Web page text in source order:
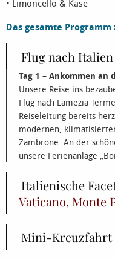
• Limoncello & Käse
Das gesamte Programm
Flug nach Italien
Tag 1 – Ankommen an
Unsere Reise ins
Flug nach Lamezia
Reiseleitung bereits
modernen,
Zambrone. An der
unsere Ferienanlage
Italienische
Vaticano, Monte
Mini-Kreuzfahrt